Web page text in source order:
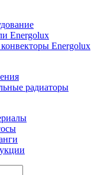
Energolux
Energolux
радиаторы